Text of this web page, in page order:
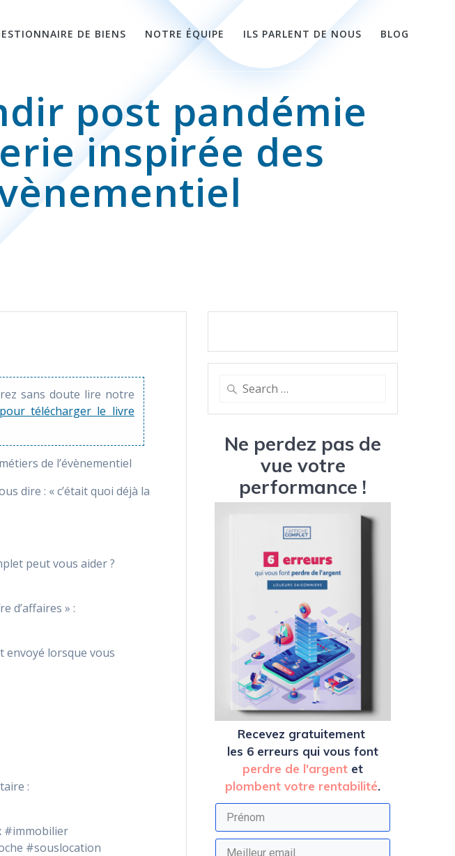
DE BIENS NOTRE ÉQUIPE ILS PARLENT DE NOUS BLOG
post pandémie
inspirée des
sans doute lire notre
télécharger le livre
de l’évènementiel
dire : « c’était quoi déjà la
peut vous aider ?
d’affaires » :
envoyé lorsque vous
:
#immobilier
#souslocation
Search
Ne perdez pas de
vue votre
performance !
Recevez gratuitement
les 6 erreurs qui vous font
perdre de l'argent et
plombent votre rentabilité.